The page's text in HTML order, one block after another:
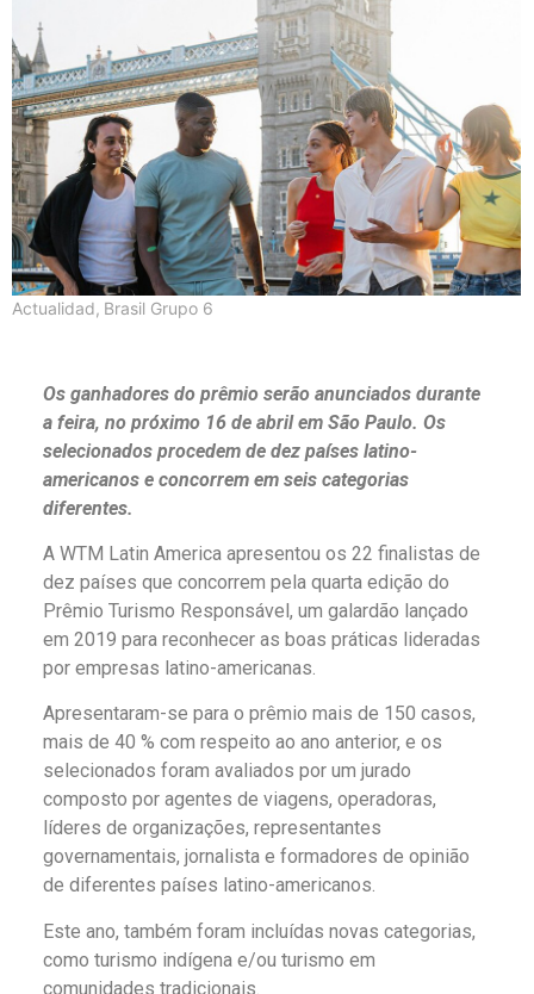
Actualidad, Brasil Grupo 6
Os ganhadores do prêmio serão anunciados durante
a feira, no próximo 16 de abril em São Paulo. Os
selecionados procedem de dez países latino-
americanos e concorrem em seis categorias
diferentes.
A WTM Latin America apresentou os 22 finalistas de
dez países que concorrem pela quarta edição do
Prêmio Turismo Responsável, um galardão lançado
em 2019 para reconhecer as boas práticas lideradas
por empresas latino-americanas.
Apresentaram-se para o prêmio mais de 150 casos,
mais de 40 % com respeito ao ano anterior, e os
selecionados foram avaliados por um jurado
composto por agentes de viagens, operadoras,
líderes de organizações, representantes
governamentais, jornalista e formadores de opinião
de diferentes países latino-americanos.
Este ano, também foram incluídas novas categorias,
como turismo indígena e/ou turismo em
comunidades tradicionais.